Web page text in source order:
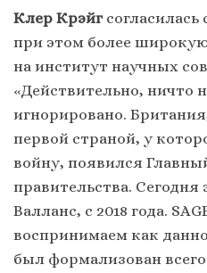
Клер Крэйгсогласилась
при этом более
на институт научных
«Действительно, ничто
игнорировано.
первой страной, у
войну, появился
правительства. Сегодня
Валланс, с 2018 года.
воспринимаем как
был формализован